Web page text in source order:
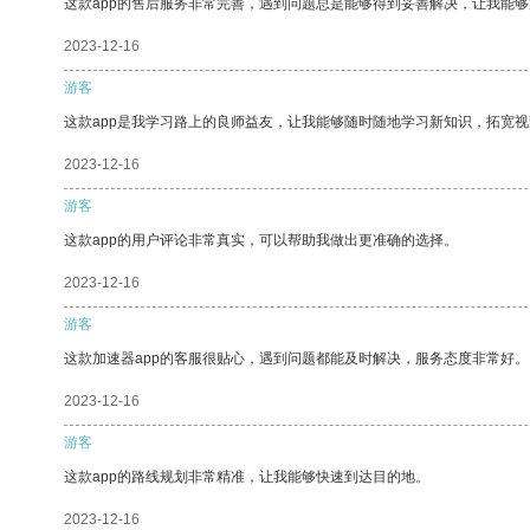
这款app的售后服务非常完善，遇到问题总是能够得到妥善解决，让我能够
2023-12-16
游客
这款app是我学习路上的良师益友，让我能够随时随地学习新知识，拓宽视
2023-12-16
游客
这款app的用户评论非常真实，可以帮助我做出更准确的选择。
2023-12-16
游客
这款加速器app的客服很贴心，遇到问题都能及时解决，服务态度非常好。
2023-12-16
游客
这款app的路线规划非常精准，让我能够快速到达目的地。
2023-12-16